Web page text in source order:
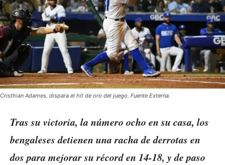
Cristhian Adames, dispara el hit de oro del juego. Fuente Externa.
Tras su victoria, la número ocho en su casa, los
bengaleses detienen una racha de derrotas en
dos para mejorar su récord en 14-18, y de paso